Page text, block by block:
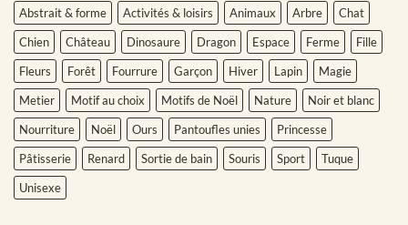
Abstrait & forme Activités & loisirs Animaux Arbre
Chat
Chien
Château Dinosaure Dragon Espace Ferme
Fille
Fleurs
Forêt Fourrure Garçon Hiver Lapin
Magie
Metier
Motif au choix Motifs de Noël Nature
Noir et blanc
Nourriture
Noël Ours Pantoufles unies
Princesse
Pâtisserie
Renard Sortie de bain Souris Sport
Tuque
Unisexe